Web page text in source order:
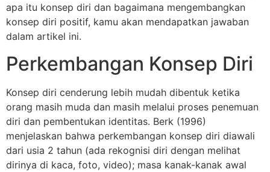
apa itu konsep diri dan bagaimana mengembangkan
konsep diri positif, kamu akan mendapatkan jawaban
dalam artikel ini.
Perkembangan Konsep Diri
Konsep diri cenderung lebih mudah dibentuk ketika
orang masih muda dan masih melalui proses penemuan
diri dan pembentukan identitas. Berk (1996)
menjelaskan bahwa perkembangan konsep diri diawali
dari usia 2 tahun (ada rekognisi diri dengan melihat
dirinya di kaca, foto, video); masa kanak-kanak awal